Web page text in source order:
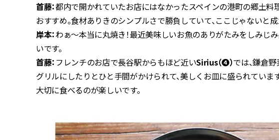
首藤：都内で開かれていたお店にはなかったスペインの港町の郷土料
おすすめ。食材ありきのシンプルさで勝負していて、ここじゃないと
岸本：わぁ〜本当に丸焼き！最近美味しいお魚のありがたみをしみじ
いです。
首藤： フレンチのお店で長谷駅からもほど近いSirius（❹）では、鎌倉
グリルにしたりとひと手間がかけられて、美しくお皿に盛られていま
大切に食べるのが楽しいです。
ィ]